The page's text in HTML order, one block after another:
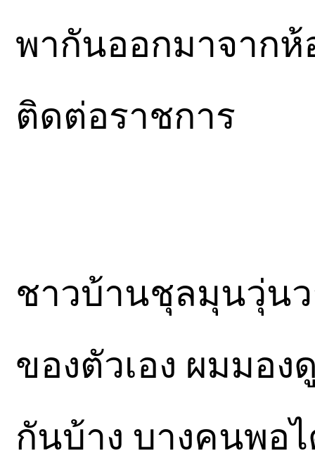
พากันออกมาจาก
ติดต่อราชการ
ชาวบ้านชุลมุนวุ่น
ของตัวเอง ผมมอ
กันบ้าง บางคนพอ